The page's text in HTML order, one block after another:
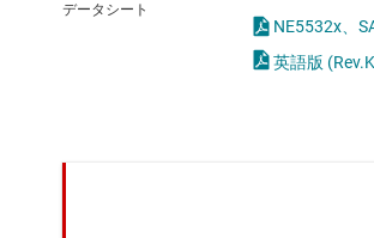
スイッチ/マル
データシート
NE5532x、
英語版